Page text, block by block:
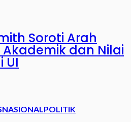
Soroti Arah
dan Nilai
UI
NASIONAL POLITIK